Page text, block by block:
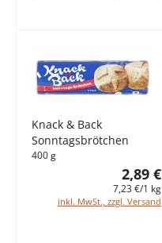
Knack & Back
Sonntagsbrötchen
400 g
2,89 €
7,23 €/1 kg
inkl. MwSt., zzgl. Versand